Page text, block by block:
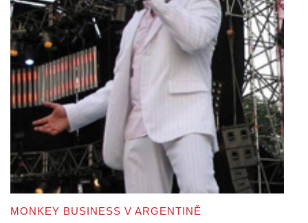
MONKEY BUSINESS V ARGENTINĚ